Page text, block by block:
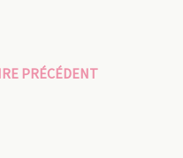
PRÉCÉDENT